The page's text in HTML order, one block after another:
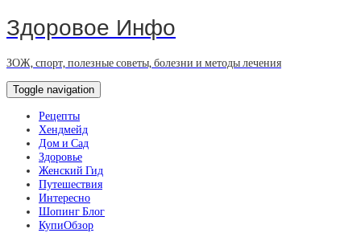
Здоровое Инфо
ЗОЖ, спорт, полезные советы, болезни и методы лечения
Toggle navigation
Рецепты
Хендмейд
Дом и Сад
Здоровье
Женский Гид
Путешествия
Интересно
Шопинг Блог
КупиОбзор